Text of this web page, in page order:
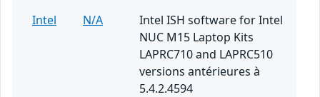
Intel
N/A
Intel ISH software for Intel
NUC M15 Laptop Kits
LAPRC710 and LAPRC510
versions antérieures à
5.4.2.4594